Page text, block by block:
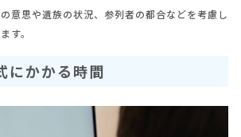
意思や遺族の状況、参列者の都合などを考慮し
す。
にかかる時間